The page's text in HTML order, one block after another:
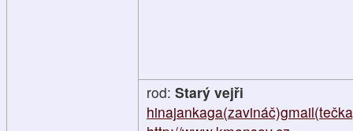
rod: Starý vejři